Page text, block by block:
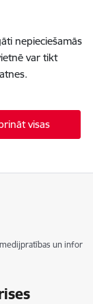
nepieciešamās
var tikt
visas
un